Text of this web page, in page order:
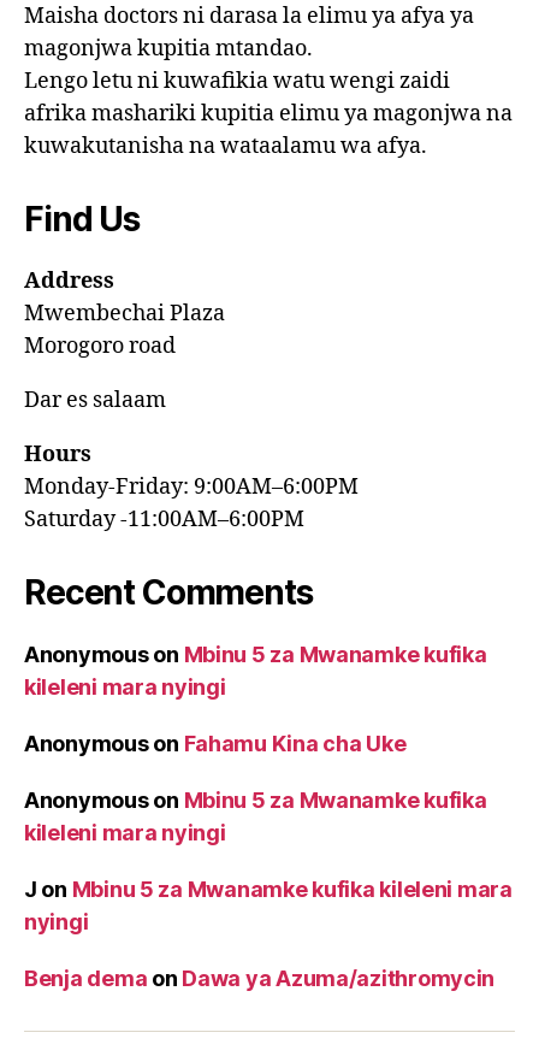
Maisha doctors ni darasa la elimu ya afya ya
magonjwa kupitia mtandao.
Lengo letu ni kuwafikia watu wengi zaidi
afrika mashariki kupitia elimu ya magonjwa na
kuwakutanisha na wataalamu wa afya.
Find Us
Address
Mwembechai Plaza
Morogoro road
Dar es salaam
Hours
Monday-Friday: 9:00AM–6:00PM
Saturday -11:00AM–6:00PM
Recent Comments
Anonymouson Mbinu 5 za Mwanamke kufika
kileleni mara nyingi
Anonymouson Fahamu Kina cha Uke
Anonymouson Mbinu 5 za Mwanamke kufika
kileleni mara nyingi
J on Mbinu 5 za Mwanamke kufika kileleni mara
nyingi
Benja dema on Dawa ya Azuma/azithromycin